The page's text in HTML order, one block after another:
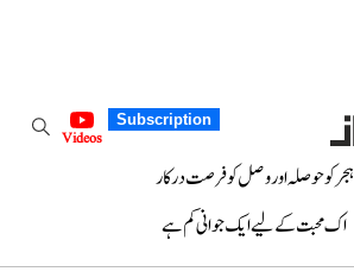
Subscription
Videos
ہجر کو حوصلہ اور وصل کو فرصت درکار
اک محبت کے لیے ایک جوانی کم ہے